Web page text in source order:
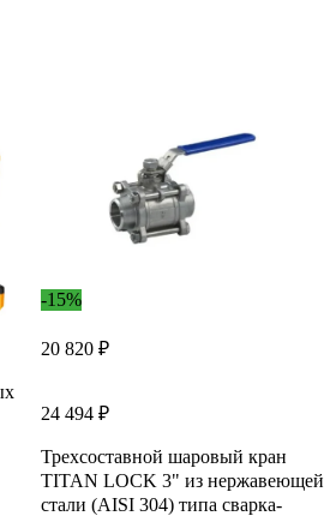
-15%
20 820 ₽
24 494 ₽
Трехсоставной шаровый кран
TITAN LOCK 3" из нержавеющей
стали (AISI 304) типа сварка-